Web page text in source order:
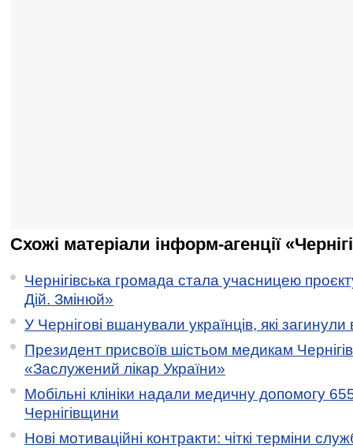
Схожі матеріали інформ-агенції
Чернігівська громада стала учасницею
Дій. Змінюй»
У Чернігові вшанували українців, які загинули
Президент присвоїв шістьом медикам
«Заслужений лікар України»
Мобільні клініки надали медичну допомогу
Чернігівщини
Нові мотиваційні контракти: чіткі терміни